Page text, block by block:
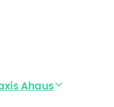
Ahaus